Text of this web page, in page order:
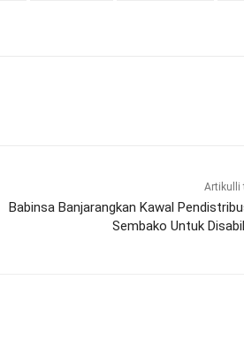
Artikulli
Babinsa Banjarangkan Kawal
Sembako Untuk